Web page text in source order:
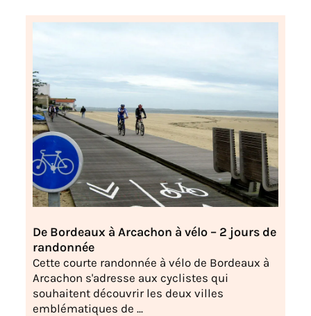
De Bordeaux à Arcachon à vélo – 2 jours de
randonnée
Cette courte randonnée à vélo de Bordeaux à
Arcachon s'adresse aux cyclistes qui
souhaitent découvrir les deux villes
emblématiques de ...